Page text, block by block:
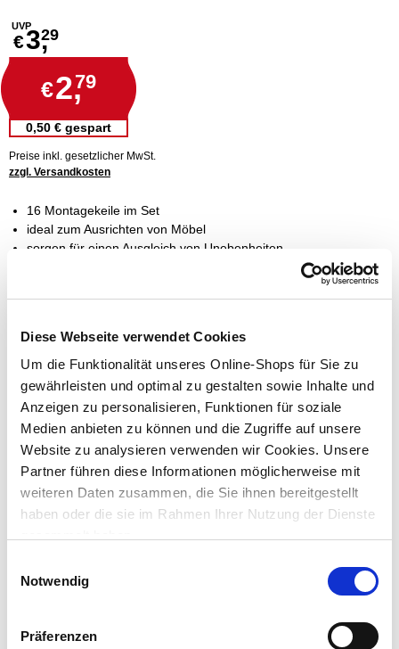
Diese Webseite verwendet Cookies
Um die Funktionalität unseres Online-Shops für Sie zu
gewährleisten und optimal zu gestalten sowie Inhalte und
Anzeigen zu personalisieren, Funktionen für soziale
Medien anbieten zu können und die Zugriffe auf unsere
Website zu analysieren verwenden wir Cookies. Unsere
Partner führen diese Informationen möglicherweise mit
weiteren Daten zusammen, die Sie ihnen bereitgestellt
haben oder die sie im Rahmen Ihrer Nutzung der Dienste
Notwendig
Präferenzen
UVP
€3,29
€2,79
0,50 € gespart
Preise inkl. gesetzlicher MwSt.
zzgl. Versandkosten
16 Montagekeile im Set
ideal zum Ausrichten von Möbel
sorgen für einen Ausgleich von Unebenheiten
mit Feinverzahnung zum millimetergenauen Ausrichten
Verfügbarkeit online: Auf Lager
Um Abholung im Markt nutzen zu können, wähle zunächst
einen Markt
Verfügbarkeit:
Jetzt prüfen und Markt auswählen
Menge